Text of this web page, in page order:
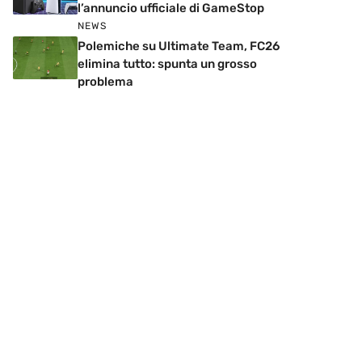
l’annuncio ufficiale di GameStop
NEWS
Polemiche su Ultimate Team, FC26
elimina tutto: spunta un grosso
problema